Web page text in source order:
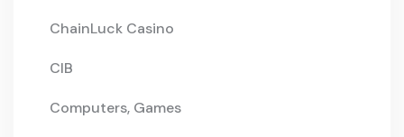
ChainLuck Casino
CIB
Computers, Games